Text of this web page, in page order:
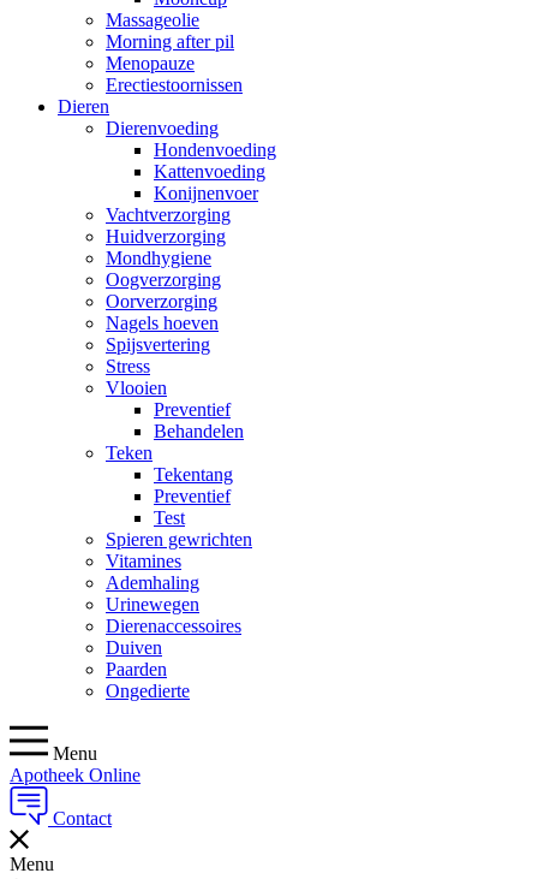
Massageolie
Morning after pil
Menopauze
Erectiestoornissen
Dieren
Dierenvoeding
Hondenvoeding
Kattenvoeding
Konijnenvoer
Vachtverzorging
Huidverzorging
Mondhygiene
Oogverzorging
Oorverzorging
Nagels hoeven
Spijsvertering
Stress
Vlooien
Preventief
Behandelen
Teken
Tekentang
Preventief
Test
Spieren gewrichten
Vitamines
Ademhaling
Urinewegen
Dierenaccessoires
Duiven
Paarden
Ongedierte
Menu
Apotheek Online
Contact
Menu